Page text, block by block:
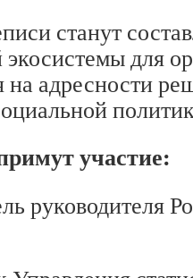
станут
для
на адресности
участие: